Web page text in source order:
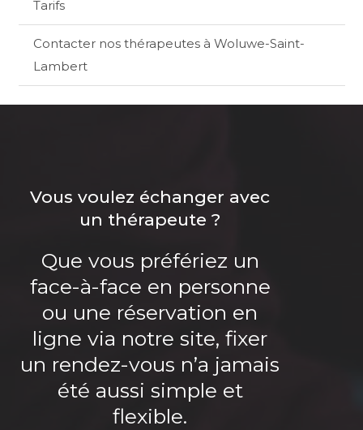
Tarifs
Contacter nos thérapeutes à Woluwe-Saint-
Lambert
Vous voulez échanger avec
un thérapeute ?
Que vous préfériez un
face-à-face en personne
ou une réservation en
ligne via notre site, fixer
un rendez-vous n’a jamais
été aussi simple et
flexible.